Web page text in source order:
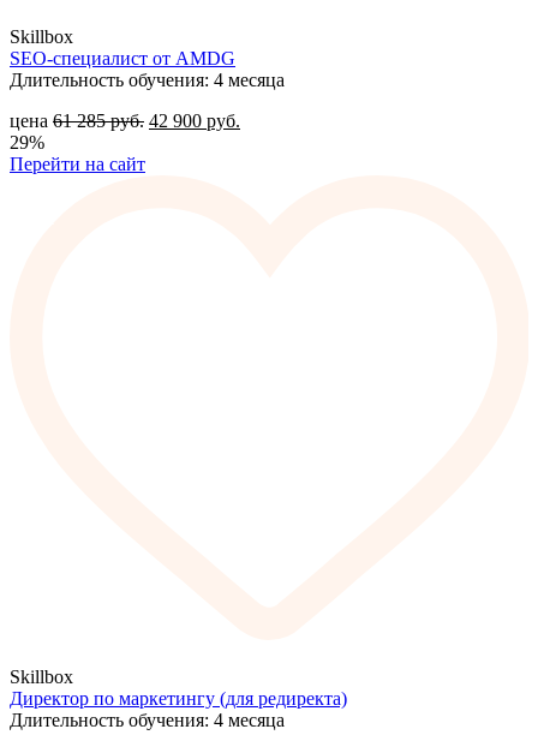
Skillbox
SEO-специалист от AMDG
Длительность обучения: 4 месяца
цена 61 285руб. 42 900 руб.
29%
Перейти на сайт
Skillbox
Директор по маркетингу (для редиректа)
Длительность обучения: 4 месяца